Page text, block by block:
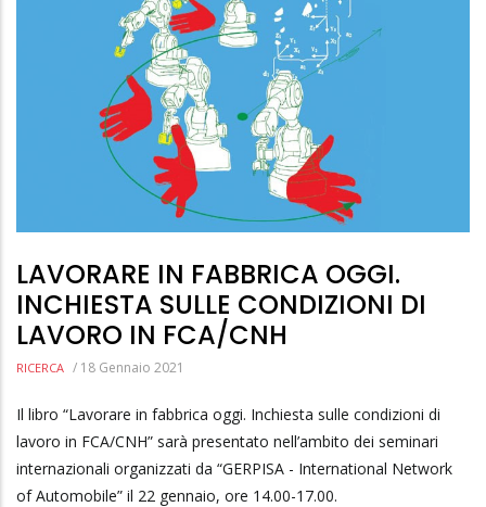
LAVORARE IN FABBRICA OGGI.
INCHIESTA SULLE CONDIZIONI DI
LAVORO IN FCA/CNH
RICERCA / 18 Gennaio 2021
Il libro “Lavorare in fabbrica oggi. Inchiesta sulle condizioni di
lavoro in FCA/CNH” sarà presentato nell’ambito dei seminari
internazionali organizzati da “GERPISA - International Network
of Automobile” il 22 gennaio, ore 14.00-17.00.